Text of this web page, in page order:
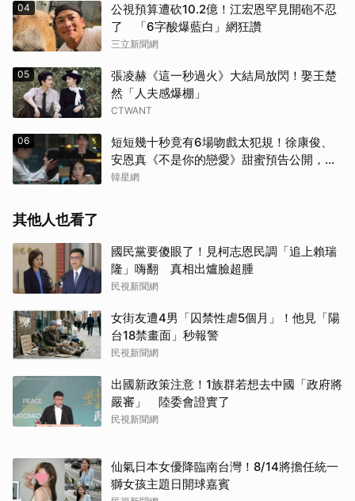
04
公視預算遭砍10.2億！江宏恩罕見開砲不忍
了 「6字酸爆藍白」網狂讚
三立新聞網
05
張凌赫《這一秒過火》大結局放閃！娶王楚
然「人夫感爆棚」
CTWANT
06
短短幾十秒竟有6場吻戲太犯規！徐康俊、
安恩真《不是你的戀愛》甜蜜預告公開，網
友直呼：太期待了！
韓星網
其他人也看了
國民黨要傻眼了！見柯志恩民調「追上賴瑞
隆」嗨翻 真相出爐臉超腫
民視新聞網
女街友遭4男「囚禁性虐5個月」！他見「陽
台18禁畫面」秒報警
民視新聞網
出國新政策注意！1族群若想去中國「政府將
嚴審」 陸委會證實了
民視新聞網
仙氣日本女優降臨南台灣！8/14將擔任統一
獅女孩主題日開球嘉賓
取消